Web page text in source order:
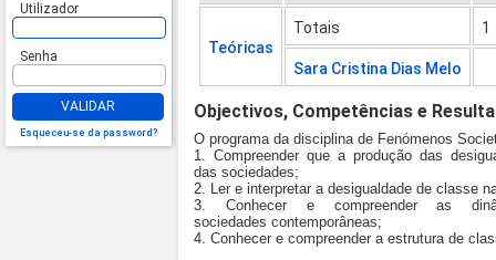
Utilizador
Senha
VALIDAR
Esqueceu-se da password?
Teóricas
Totais 1
Sara Cristina Dias Melo
Objectivos, Competências e
O programa da disciplina de Fenómenos
1. Compreender que a produção das
das sociedades;
2. Ler e interpretar a desigualdade de classe
3. Conhecer e compreender as
sociedades contemporâneas;
4. Conhecer e compreender a estrutura de